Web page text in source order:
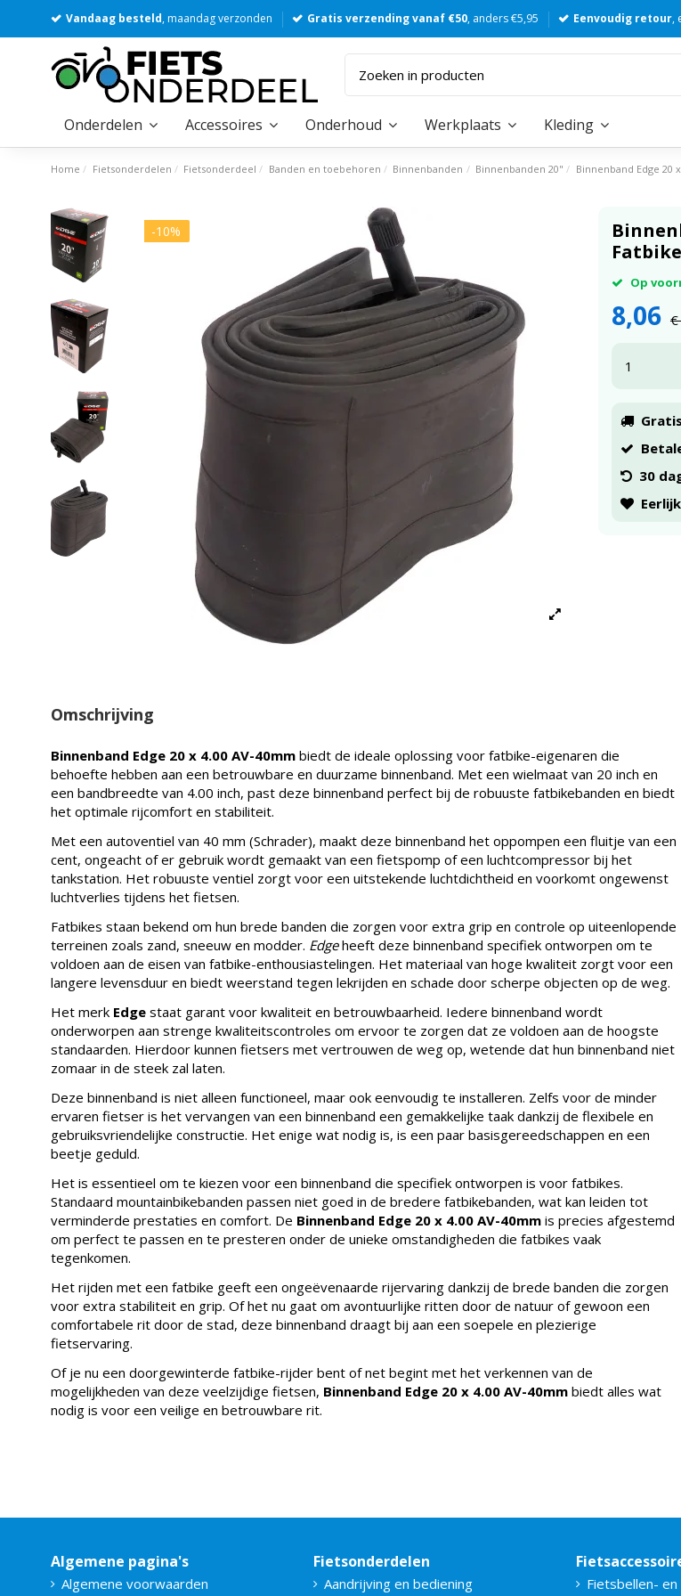
Vandaag besteld, maandag verzonden Gratis verzending vanaf €50, anders €5,95 Eenvoudig retour,
Onderdelen Accessoires Onderhoud Werkplaats Kleding
Home Fietsonderdelen Fietsonderdeel Banden en toebehoren Binnenbanden Binnenbanden 20" Binnenband Edge 20
-10%
Op
8,06
Gratis
30
Omschrijving
Binnenband Edge 20 x 4.00 AV-40mm biedt de ideale oplossing voor fatbike-eigenaren die
behoefte hebben aan een betrouwbare en duurzame binnenband. Met een wielmaat van 20 inch en
een bandbreedte van 4.00 inch, past deze binnenband perfect bij de robuuste fatbikebanden en biedt
het optimale rijcomfort en stabiliteit.
Met een autoventiel van 40 mm (Schrader), maakt deze binnenband het oppompen een fluitje van een
cent, ongeacht of er gebruik wordt gemaakt van een fietspomp of een luchtcompressor bij het
tankstation. Het robuuste ventiel zorgt voor een uitstekende luchtdichtheid en voorkomt ongewenst
luchtverlies tijdens het fietsen.
Fatbikes staan bekend om hun brede banden die zorgen voor extra grip en controle op uiteenlopende
terreinen zoals zand, sneeuw en modder. Edgeheeft deze binnenband specifiek ontworpen om te
voldoen aan de eisen van fatbike-enthousiastelingen. Het materiaal van hoge kwaliteit zorgt voor een
langere levensduur en biedt weerstand tegen lekrijden en schade door scherpe objecten op de weg.
Het merk Edge staat garant voor kwaliteit en betrouwbaarheid. Iedere binnenband wordt
onderworpen aan strenge kwaliteitscontroles om ervoor te zorgen dat ze voldoen aan de hoogste
standaarden. Hierdoor kunnen fietsers met vertrouwen de weg op, wetende dat hun binnenband niet
zomaar in de steek zal laten.
Deze binnenband is niet alleen functioneel, maar ook eenvoudig te installeren. Zelfs voor de minder
ervaren fietser is het vervangen van een binnenband een gemakkelijke taak dankzij de flexibele en
gebruiksvriendelijke constructie. Het enige wat nodig is, is een paar basisgereedschappen en een
beetje geduld.
Het is essentieel om te kiezen voor een binnenband die specifiek ontworpen is voor fatbikes.
Standaard mountainbikebanden passen niet goed in de bredere fatbikebanden, wat kan leiden tot
verminderde prestaties en comfort. De Binnenband Edge 20 x 4.00 AV-40mm is precies afgestemd
om perfect te passen en te presteren onder de unieke omstandigheden die fatbikes vaak
tegenkomen.
Het rijden met een fatbike geeft een ongeëvenaarde rijervaring dankzij de brede banden die zorgen
voor extra stabiliteit en grip. Of het nu gaat om avontuurlijke ritten door de natuur of gewoon een
comfortabele rit door de stad, deze binnenband draagt bij aan een soepele en plezierige
fietservaring.
Of je nu een doorgewinterde fatbike-rijder bent of net begint met het verkennen van de
mogelijkheden van deze veelzijdige fietsen, Binnenband Edge 20 x 4.00 AV-40mm biedt alles wat
nodig is voor een veilige en betrouwbare rit.
Algemene pagina's
Algemene voorwaarden
Fietsonderdelen
Aandrijving en bediening Fietsbellen-